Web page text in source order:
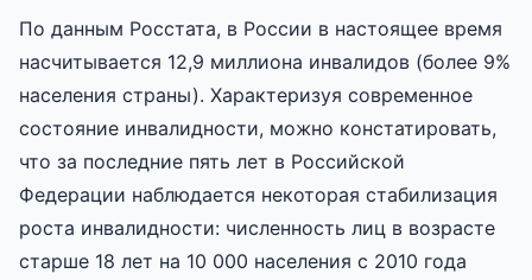
По данным Росстата, в России в настоящее время
насчитывается 12,9 миллиона инвалидов (более 9%
населения страны). Характеризуя современное
состояние инвалидности, можно констатировать,
что за последние пять лет в Российской
Федерации наблюдается некоторая стабилизация
роста инвалидности: численность лиц в возрасте
старше 18 лет на 10 000 населения с 2010 года